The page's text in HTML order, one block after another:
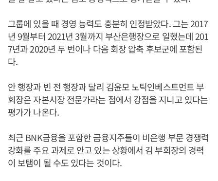
그룹에 있을 때 경영 능력도 충분히 인정받았다. 그는 2017
년 9월부터 2021년 3월까지 부산은행장으로 일했는데 201
7년과 2020년 두 번이나 다음 회장 압축 후보군에 포함된
다.
안 행장과 빈 전 행장과 달리 김윤모 노틱인베스트먼트 부
회장은 자본시장 전문가라는 점에서 강점을 지니고 있다는
평가가 나온다.
최근 BNK금융을 포함한 금융지주들이 비은행 부문 경쟁력
강화를 주요 과제로 안고 있는 상황에서 김 부회장의 경력
이 보탬이 될 수도 있다는 것이다.